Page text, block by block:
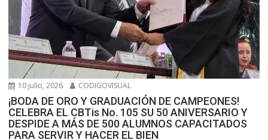
10 julio, 2026 CODIGOVISUAL
¡BODA DE ORO Y GRADUACIÓN DE CAMPEONES!
CELEBRA EL CBTis No. 105 SU 50 ANIVERSARIO Y
DESPIDE A MÁS DE 500 ALUMNOS CAPACITADOS
PARA SERVIR Y HACER EL BIEN